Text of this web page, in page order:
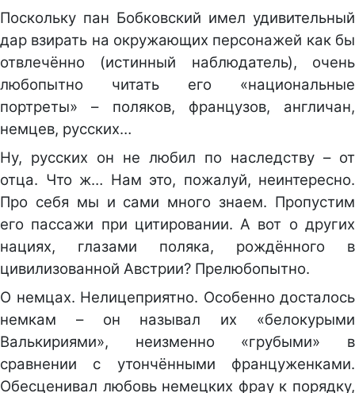
Поскольку пан Бобковский имел удивительный
дар взирать на окружающих персонажей как бы
отвлечённо (истинный наблюдатель), очень
любопытно читать его «национальные
портреты» – поляков, французов, англичан,
немцев, русских…
Ну, русских он не любил по наследству – от
отца. Что ж… Нам это, пожалуй, неинтересно.
Про себя мы и сами много знаем. Пропустим
его пассажи при цитировании. А вот о других
нациях, глазами поляка, рождённого в
цивилизованной Австрии? Прелюбопытно.
О немцах. Нелицеприятно. Особенно досталось
немкам – он называл их «белокурыми
Валькириями», неизменно «грубыми» в
сравнении с утончёнными француженками.
Обесценивал любовь немецких фрау к порядку,